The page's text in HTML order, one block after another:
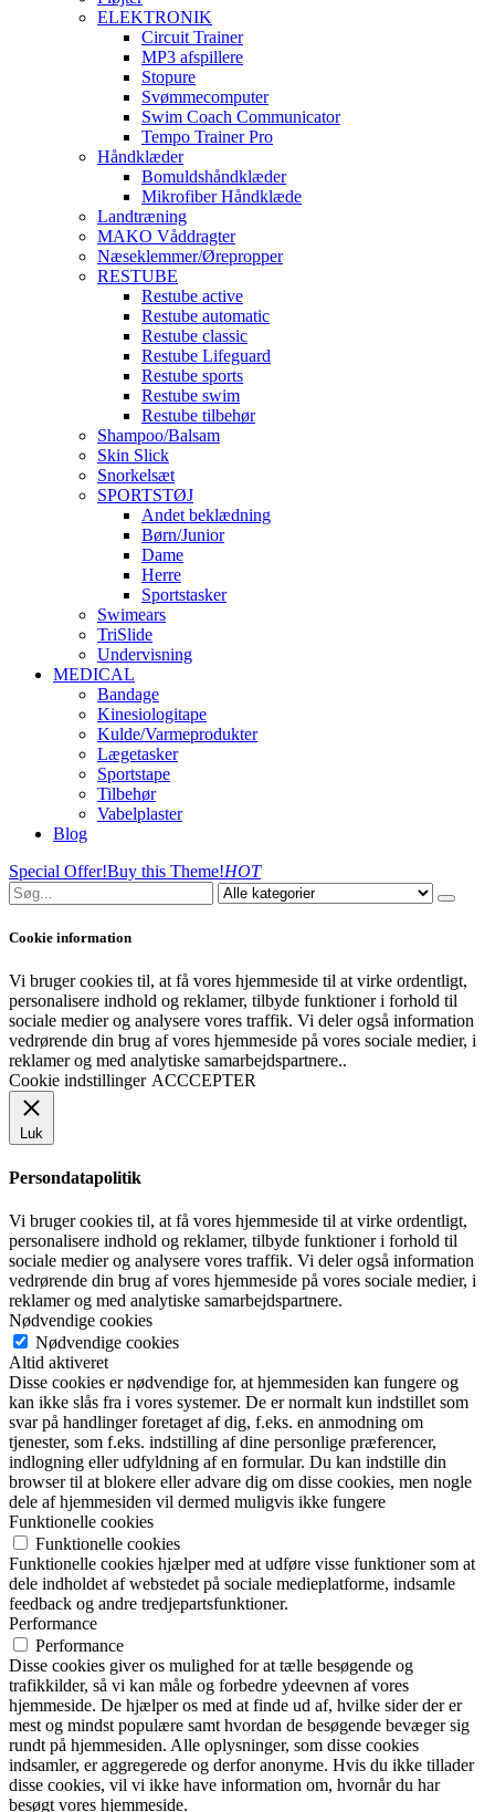
ELEKTRONIK
Circuit Trainer
MP3 afspillere
Stopure
Svømmecomputer
Swim Coach Communicator
Tempo Trainer Pro
Håndklæder
Bomuldshåndklæder
Mikrofiber Håndklæde
Landtræning
MAKO Våddragter
Næseklemmer/Ørepropper
RESTUBE
Restube active
Restube automatic
Restube classic
Restube Lifeguard
Restube sports
Restube swim
Restube tilbehør
Shampoo/Balsam
Skin Slick
Snorkelsæt
SPORTSTØJ
Andet beklædning
Børn/Junior
Dame
Herre
Sportstasker
Swimears
TriSlide
Undervisning
MEDICAL
Bandage
Kinesiologitape
Kulde/Varmeprodukter
Lægetasker
Sportstape
Tilbehør
Vabelplaster
Blog
Special Offer!Buy this Theme!HOT
Cookie information
Vi bruger cookies til, at få vores hjemmeside til at virke ordentligt,
personalisere indhold og reklamer, tilbyde funktioner i forhold til
sociale medier og analysere vores traffik. Vi deler også information
vedrørende din brug af vores hjemmeside på vores sociale medier, i
reklamer og med analytiske samarbejdspartnere..
Cookie indstillinger ACCCEPTER
Luk
Persondatapolitik
Vi bruger cookies til, at få vores hjemmeside til at virke ordentligt,
personalisere indhold og reklamer, tilbyde funktioner i forhold til
sociale medier og analysere vores traffik. Vi deler også information
vedrørende din brug af vores hjemmeside på vores sociale medier, i
reklamer og med analytiske samarbejdspartnere.
Nødvendige cookies
Nødvendige cookies
Altid aktiveret
Disse cookies er nødvendige for, at hjemmesiden kan fungere og
kan ikke slås fra i vores systemer. De er normalt kun indstillet som
svar på handlinger foretaget af dig, f.eks. en anmodning om
tjenester, som f.eks. indstilling af dine personlige præferencer,
indlogning eller udfyldning af en formular. Du kan indstille din
browser til at blokere eller advare dig om disse cookies, men nogle
dele af hjemmesiden vil dermed muligvis ikke fungere
Funktionelle cookies
Funktionelle cookies
Funktionelle cookies hjælper med at udføre visse funktioner som at
dele indholdet af webstedet på sociale medieplatforme, indsamle
feedback og andre tredjepartsfunktioner.
Performance
Performance
Disse cookies giver os mulighed for at tælle besøgende og
trafikkilder, så vi kan måle og forbedre ydeevnen af vores
hjemmeside. De hjælper os med at finde ud af, hvilke sider der er
mest og mindst populære samt hvordan de besøgende bevæger sig
rundt på hjemmesiden. Alle oplysninger, som disse cookies
indsamler, er aggregerede og derfor anonyme. Hvis du ikke tillader
disse cookies, vil vi ikke have information om, hvornår du har
besøgt vores hjemmeside.